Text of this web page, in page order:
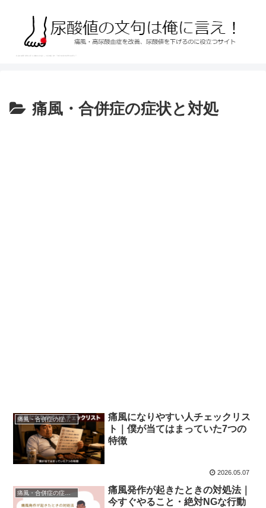
痛風・合併症の症状と対処
痛風・合併症の症状と対処
痛風になりやすい人チェックリス
ト｜僕が当てはまっていた7つの
特徴
2026.05.07
痛風・合併症の症状と対処
痛風発作が起きたときの対処法｜
今すぐやること・絶対NGな行動